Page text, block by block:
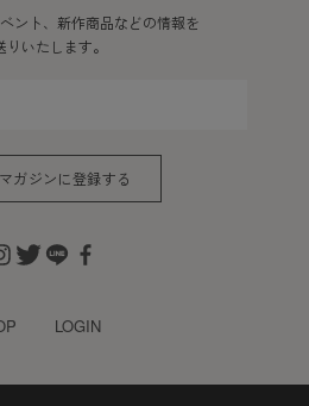
ント、新作商品などの情報を
りいたします。
ガジンに登録する
LOGIN